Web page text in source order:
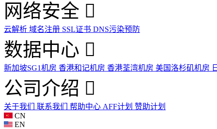
网络安全
云解析 域名注册 SSL证书 DNS污染预防
数据中心
新加坡SG1机房 香港和记机房 香港荃湾机房 美国洛杉矶机房
公司介绍
关于我们 联系我们 帮助中心 AFF计划 赞助计划
CN
EN